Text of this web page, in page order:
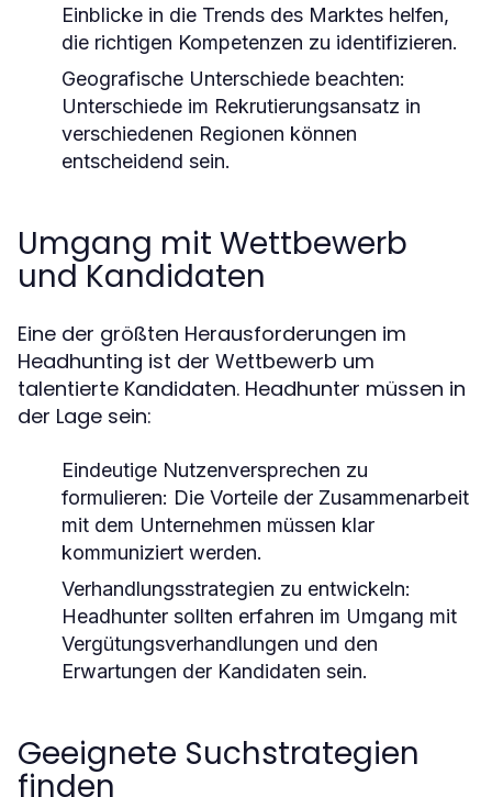
Einblicke in die Trends des Marktes helfen,
die richtigen Kompetenzen zu identifizieren.
Geografische Unterschiede beachten:
Unterschiede im Rekrutierungsansatz in
verschiedenen Regionen können
entscheidend sein.
Umgang mit Wettbewerb
und Kandidaten
Eine der größten Herausforderungen im
Headhunting ist der Wettbewerb um
talentierte Kandidaten. Headhunter müssen in
der Lage sein:
Eindeutige Nutzenversprechen zu
formulieren: Die Vorteile der Zusammenarbeit
mit dem Unternehmen müssen klar
kommuniziert werden.
Verhandlungsstrategien zu entwickeln:
Headhunter sollten erfahren im Umgang mit
Vergütungsverhandlungen und den
Erwartungen der Kandidaten sein.
Geeignete Suchstrategien
finden